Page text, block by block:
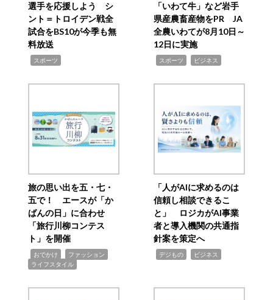
選手を応援しよう シ
ント＝トロイデン戦全
試合をBS10が今季も無
料放送
スポーツ
「いわて牛」など岩手
県産農畜産物をPR JA
全農いわてが8月10日～
12日に実施
スポーツ ビジネス
旅の思い出を五・七・
五で！ エースが「か
ばんの日」に合わせ
「旅行川柳コンテス
ト」を開催
おでかけ ファッション
ライフスタイル
「人がAIに求めるのは
信頼し相談できるこ
と」 ロジカがAI事業
者と導入機関の共通指
針案を策定へ
デジもの ビジネス